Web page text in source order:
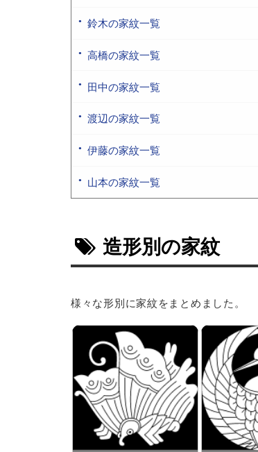
鈴木の家紋一覧
高橋の家紋一覧
田中の家紋一覧
渡辺の家紋一覧
伊藤の家紋一覧
山本の家紋一覧
造形別の家紋
様々な形別に家紋をまとめました。